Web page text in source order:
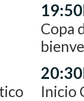
Copa
Inicio